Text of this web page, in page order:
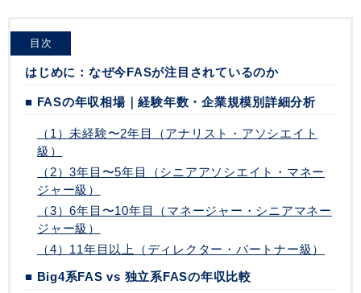
目次
はじめに：なぜ今FASが注目されているのか
■ FASの年収相場｜経験年数・企業規模別詳細分析
（1）未経験〜2年目（アナリスト・アソシエイト
級）
（2）3年目〜5年目（シニアアソシエイト・マネー
ジャー級）
（3）6年目〜10年目（マネージャー・シニアマネー
ジャー級）
（4）11年目以上（ディレクター・パートナー級）
■ Big4系FAS vs 独立系FASの年収比較